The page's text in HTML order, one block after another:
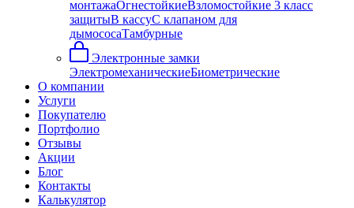
монтажаОгнестойкиеВзломостойкие 3 класс
защитыВ кассуС клапаном для
дымососаТамбурные
Электронные замки
ЭлектромеханическиеБиометрические
О компании
Услуги
Покупателю
Портфолио
Отзывы
Акции
Блог
Контакты
Калькулятор